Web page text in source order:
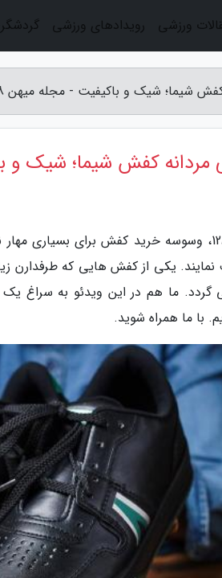
شیما؛ شیک و باکیفیت - مجله میهن 128
مردانه کفش شیما؛ شیک و
به گزارش مجله میهن 128، وسوسه خرید کفش
یکی از کفش هایی که
گردد. ما هم در این ویدئو به سراغ
ورزشی رویدادهای ورزشی